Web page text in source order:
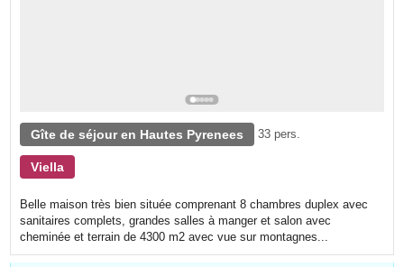
Gîte de séjour en Hautes Pyrenees 33 pers.
Viella
Belle maison très bien située comprenant 8 chambres duplex avec
sanitaires complets, grandes salles à manger et salon avec
cheminée et terrain de 4300 m2 avec vue sur montagnes...